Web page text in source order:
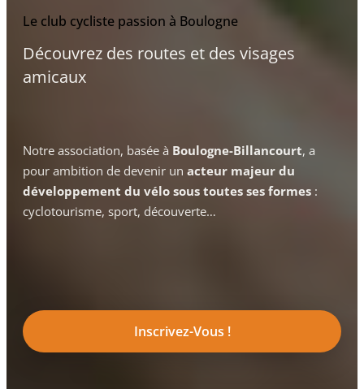
Le club cycliste passion à Boulogne
Découvrez des routes et des visages
amicaux
Notre association, basée à Boulogne-Billancourt, a
pour ambition de devenir un acteur majeur du
développement du vélo sous toutes ses formes :
cyclotourisme, sport, découverte…
Inscrivez-Vous !